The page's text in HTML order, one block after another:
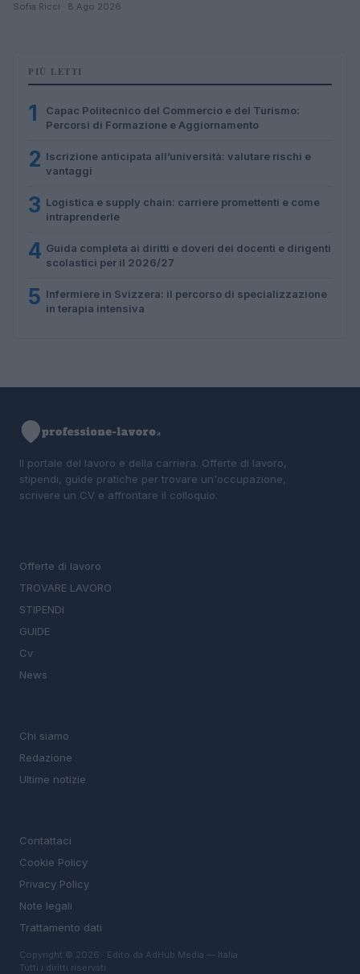
Sofia Ricci · 8 Ago 2026
PIÙ LETTI
1
Capac Politecnico del Commercio e del Turismo:
Percorsi di Formazione e Aggiornamento
2 Iscrizione anticipata all’università: valutare rischi e
vantaggi
3 Logistica e supply chain: carriere promettenti e come
intraprenderle
4 Guida completa ai diritti e doveri dei docenti e dirigenti
scolastici per il 2026/27
5 Infermiere in Svizzera: il percorso di specializzazione
in terapia intensiva
Il portale del lavoro e della carriera. Offerte di lavoro,
stipendi, guide pratiche per trovare un'occupazione,
scrivere un CV e affrontare il colloquio.
Offerte di lavoro
TROVARE LAVORO
STIPENDI
GUIDE
Cv
News
Chi siamo
Redazione
Ultime notizie
Contattaci
Cookie Policy
Privacy Policy
Note legali
Trattamento dati
Copyright © 2026 · Edito da AdHub Media — Italia
Tutti i diritti riservati